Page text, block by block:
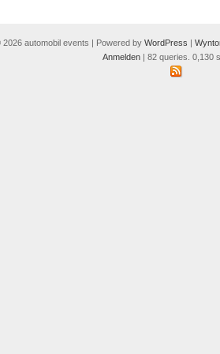
2026 automobil events | Powered by WordPress |
Anmelden| 82 queries. 0,130